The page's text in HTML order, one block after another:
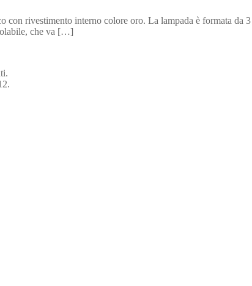
rivestimento interno colore oro. La lampada è formata da
che va […]